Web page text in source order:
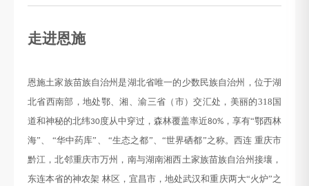
走进恩施
恩施土家族苗族自治州是湖北省唯一的少数民族自治州，位于湖
北省西南部，地处鄂、湘、渝三省（市）交汇处，美丽的318国
道和神秘的北纬30度从中穿过，森林覆盖率近80% ，享有“鄂西林
海”、 “华中药库”、 “生态之都”、“世界硒都”之称。西连 重庆市
黔江，北邻重庆市万州，南与湖南湘西土家族苗族自治州接壤，
东连本省的神农架 林区，宜昌市，地处武汉和重庆两大“火炉”之